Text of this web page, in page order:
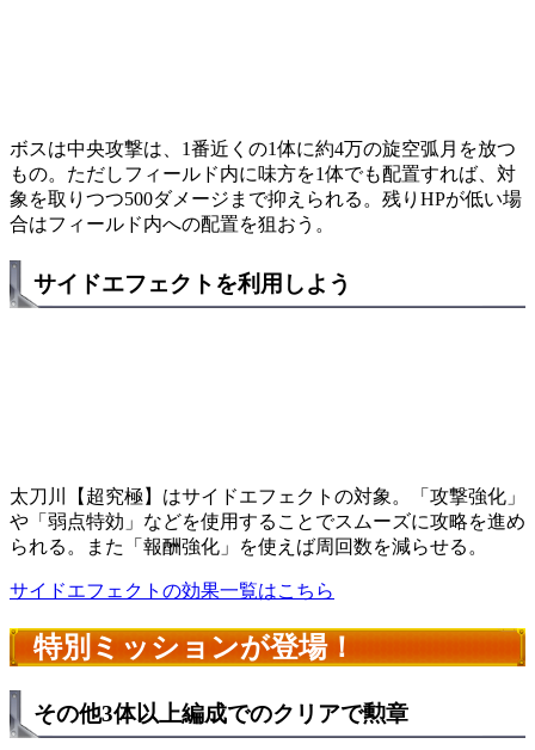
ボスは中央攻撃は、1番近くの1体に約4万の旋空弧月を放つ
もの。ただしフィールド内に味方を1体でも配置すれば、対
象を取りつつ500ダメージまで抑えられる。残りHPが低い場
合はフィールド内への配置を狙おう。
サイドエフェクトを利用しよう
太刀川【超究極】はサイドエフェクトの対象。「攻撃強化」
や「弱点特効」などを使用することでスムーズに攻略を進め
られる。また「報酬強化」を使えば周回数を減らせる。
サイドエフェクトの効果一覧はこちら
特別ミッションが登場！
その他3体以上編成でのクリアで勲章